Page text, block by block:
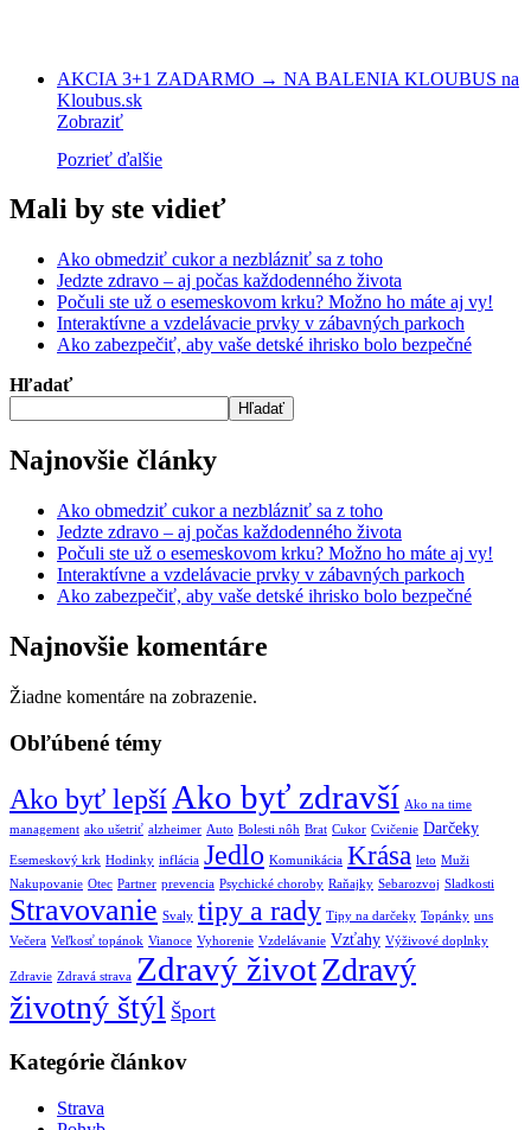
AKCIA 3+1 ZADARMO → NA BALENIA KLOUBUS na
Kloubus.sk
Zobraziť
Pozrieť ďalšie
Mali by ste vidieť
Ako obmedziť cukor a nezblázniť sa z toho
Jedzte zdravo – aj počas každodenného života
Počuli ste už o esemeskovom krku? Možno ho máte aj vy!
Interaktívne a vzdelávacie prvky v zábavných parkoch
Ako zabezpečiť, aby vaše detské ihrisko bolo bezpečné
Hľadať
Hľadať
Najnovšie články
Ako obmedziť cukor a nezblázniť sa z toho
Jedzte zdravo – aj počas každodenného života
Počuli ste už o esemeskovom krku? Možno ho máte aj vy!
Interaktívne a vzdelávacie prvky v zábavných parkoch
Ako zabezpečiť, aby vaše detské ihrisko bolo bezpečné
Najnovšie komentáre
Žiadne komentáre na zobrazenie.
Obľúbené témy
Ako byť lepší Ako byť zdravší Ako na time
management ako ušetriť alzheimer Auto Bolesti nôh Brat Cukor Cvičenie Darčeky
Esemeskový krk Hodinky inflácia Jedlo Komunikácia Krása leto Muži
Nakupovanie Otec Partner prevencia Psychické choroby Raňajky Sebarozvoj Sladkosti
Stravovanie Svaly tipy a rady Tipy na darčeky Topánky uns
Večera Veľkosť topánok Vianoce Vyhorenie Vzdelávanie Vzťahy Výživové doplnky
Zdravie Zdravá strava Zdravý životZdravý
životný štýl Šport
Kategórie článkov
Strava